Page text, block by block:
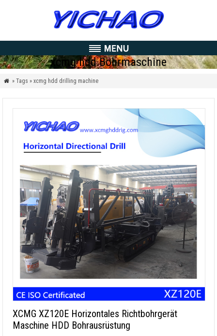
xcmg hdd Bohrmaschine
 » Tags » xcmg hdd drilling machine
XCMG XZ120E Horizontales Richtbohrgerät
Maschine HDD Bohrausrüstung